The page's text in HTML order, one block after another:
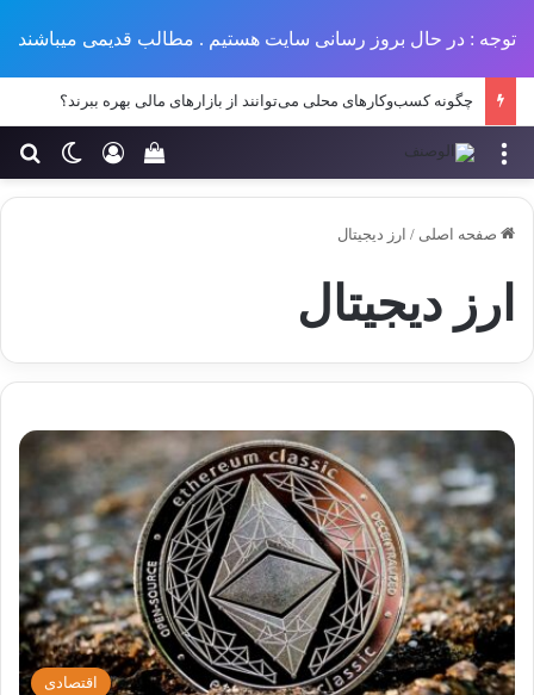
توجه : در حال بروز رسانی سایت هستیم . مطالب قدیمی میباشند
چگونه کسب‌وکارهای محلی می‌توانند از بازارهای مالی بهره ببرند؟
تغییر ورود
سبد خرید خود را منو
صفحه اصلی / ارز دیجیتال
ارز دیجیتال
اقتصادی